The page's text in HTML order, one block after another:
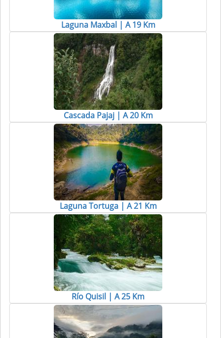
Laguna Maxbal | A 19 Km
Cascada Pajaj | A 20 Km
Laguna Tortuga | A 21 Km
Río Quisil | A 25 Km